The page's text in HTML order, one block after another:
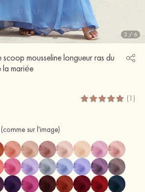
2 / 6
mousseline longueur ras du
la mariée
(1)
(comme sur l'image)